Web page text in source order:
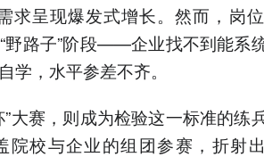
求呈现爆发式增长。然而，岗
野路子”阶段——企业找不到能系
学，水平参差不齐。
大赛，则成为检验这一标准的练
校与企业的组团参赛，折射